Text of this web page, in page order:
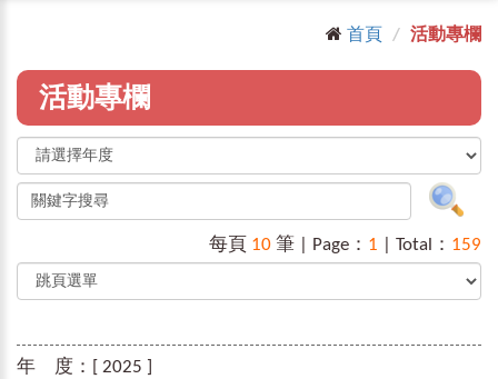
首頁 活動專欄
活動專欄
每頁 10 筆 | Page： 1 | Total： 159
年 度： [ 2025 ]